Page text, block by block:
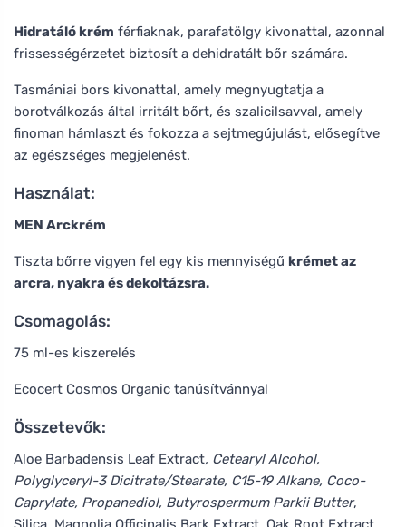
Hidratáló krém férfiaknak, parafatölgy kivonattal, azonnal
frissességérzetet biztosít a dehidratált bőr számára.
Tasmániai bors kivonattal, amely megnyugtatja a
borotválkozás által irritált bőrt, és szalicilsavval, amely
finoman hámlaszt és fokozza a sejtmegújulást, elősegítve
az egészséges megjelenést.
Használat:
MEN Arckrém
Tiszta bőrre vigyen fel egy kis mennyiségű krémet az
arcra, nyakra és dekoltázsra.
Csomagolás:
75 ml-es kiszerelés
Ecocert Cosmos Organic tanúsítvánnyal
Összetevők:
Aloe Barbadensis Leaf Extract, Cetearyl Alcohol,
Polyglyceryl-3 Dicitrate/Stearate, C15-19 Alkane, Coco-
Caprylate, Propanediol, Butyrospermum Parkii Butter,